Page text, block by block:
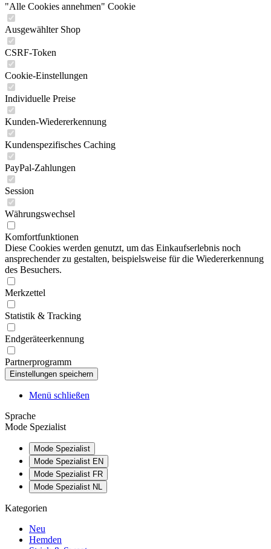
"Alle Cookies annehmen" Cookie
Ausgewählter Shop
CSRF-Token
Cookie-Einstellungen
Individuelle Preise
Kunden-Wiedererkennung
Kundenspezifisches Caching
PayPal-Zahlungen
Session
Währungswechsel
Komfortfunktionen
Diese Cookies werden genutzt, um das Einkaufserlebnis noch
ansprechender zu gestalten, beispielsweise für die Wiedererkennung
des Besuchers.
Merkzettel
Statistik & Tracking
Endgeräteerkennung
Partnerprogramm
Menü schließen
Sprache
Mode Spezialist
Mode Spezialist
Mode Spezialist EN
Mode Spezialist FR
Mode Spezialist NL
Kategorien
Neu
Hemden